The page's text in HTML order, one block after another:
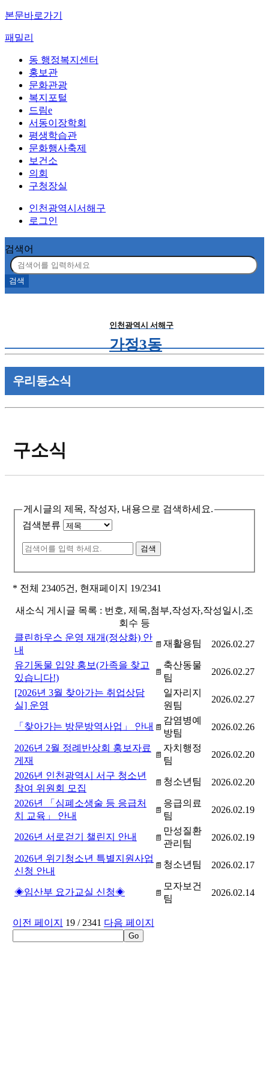
본문바로가기
패밀리
동 행정복지센터
홍보관
문화관광
복지포털
드림e
서동이장학회
평생학습관
문화행사축제
보건소
의회
구청장실
인천광역시서해구
로그인
검색어
인천광역시 서해구
가정3동
우리동소식
구소식
게시글의 제목, 작성자, 내용으로 검색하세요.
검색분류
* 전체 23405건, 현재페이지 19/2341
새소식 게시글 목록 : 번호, 제목,첨부,작성자,작성일시,조
회수 등
클린하우스 운영 재개(정상화) 안
내
재활용팀 2026.02.27
유기동물 입양 홍보(가족을 찾고
있습니다!)
축산동물
팀
2026.02.27
[2026년 3월 찾아가는 취업상담
실] 운영
일자리지
원팀
2026.02.27
「찾아가는 방문방역사업」 안내
감염병예
방팀
2026.02.26
2026년 2월 정례반상회 홍보자료
게재
자치행정
팀
2026.02.20
2026년 인천광역시 서구 청소년
참여 위원회 모집
청소년팀 2026.02.20
2026년 「심폐소생술 등 응급처
치 교육」 안내
응급의료
팀
2026.02.19
2026년 서로걷기 챌린지 안내
만성질환
관리팀
2026.02.19
2026년 위기청소년 특별지원사업
신청 안내
청소년팀 2026.02.17
◈임산부 요가교실 신청◈
모자보건
팀
2026.02.14
이전 페이지 19 / 2341 다음 페이지